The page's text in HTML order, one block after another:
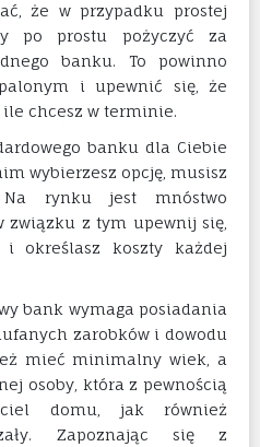
że w przypadku prostej
po prostu pożyczyć za
banku. To powinno
i upewnić się, że
chcesz w terminie.
banku dla Ciebie
wybierzesz opcję, musisz
Na rynku jest mnóstwo
związku z tym upewnij się,
i określasz koszty każdej
bank wymaga posiadania
zarobków i dowodu
mieć minimalny wiek, a
osoby, która z pewnością
domu, jak również
Zapoznając się z